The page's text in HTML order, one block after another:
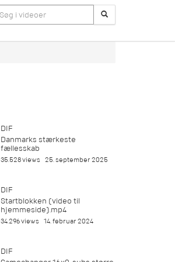
DIF
Danmarks stærkeste
fællesskab
35.528 views 25. september 2025
DIF
Startblokken (video til
hjemmeside).mp4
34.296 views 14. februar 2024
DIF